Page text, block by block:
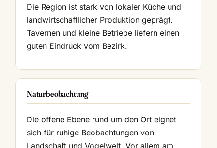
Die Region ist stark von lokaler Küche und
landwirtschaftlicher Produktion geprägt.
Tavernen und kleine Betriebe liefern einen
guten Eindruck vom Bezirk.
Naturbeobachtung
Die offene Ebene rund um den Ort eignet
sich für ruhige Beobachtungen von
Landschaft und Vogelwelt. Vor allem am